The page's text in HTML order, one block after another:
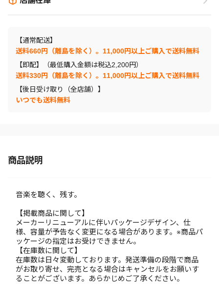
【通常配送】
送料660円（離島を除く）。11,000円以上ご購入で送料無料
【即配】（最低購入金額は税込2,200円）
送料330円（離島を除く）。11,000円以上ご購入で送料無料
【後日受け取り（全店舗）】
いつでも送料無料
商品説明
音楽を聴く、残す。
【掲載商品に関して】
メーカーリニューアルに伴いパッケージデザイン、仕
様、容量が予告なく変更になる場合があります。※商品パ
ッケージの指定はお受けできません。
【在庫数に関して】
在庫数は日々変動しております。発送準備の段階で商品
がお取り寄せ、完売となる場合はキャンセルをお願いす
ることがございます。あらかじめご了承ください。